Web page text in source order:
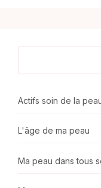
Actifs soin de la
L'âge de ma peau
Ma peau dans tous